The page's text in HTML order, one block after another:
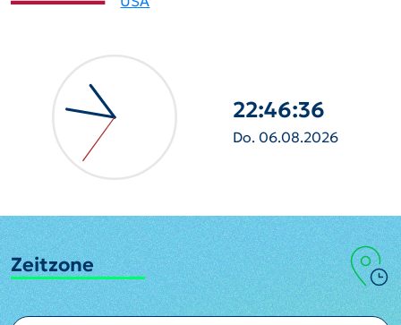
22:46:37
Do. 06.08.2026
Zeitzone